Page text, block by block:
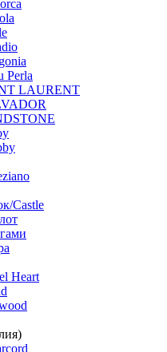
Perla
LAURENT
Castle
Heart